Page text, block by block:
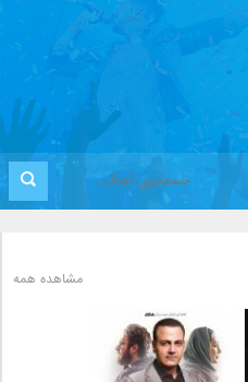
مشاهده همه